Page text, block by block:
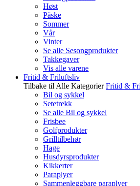
Høst
Påske
Sommer
Vår
Vinter
Se alle Sesongprodukter
Takkegaver
Vis alle varene
Fritid & Friluftsliv
Tilbake til Alle Kategorier Fritid &
Bil og sykkel
Setetrekk
Se alle Bil og sykkel
Frisbee
Golfprodukter
Grilltilbehør
Hage
Husdyrsprodukter
Kikkerter
Paraplyer
Sammenleggbare paraplyer